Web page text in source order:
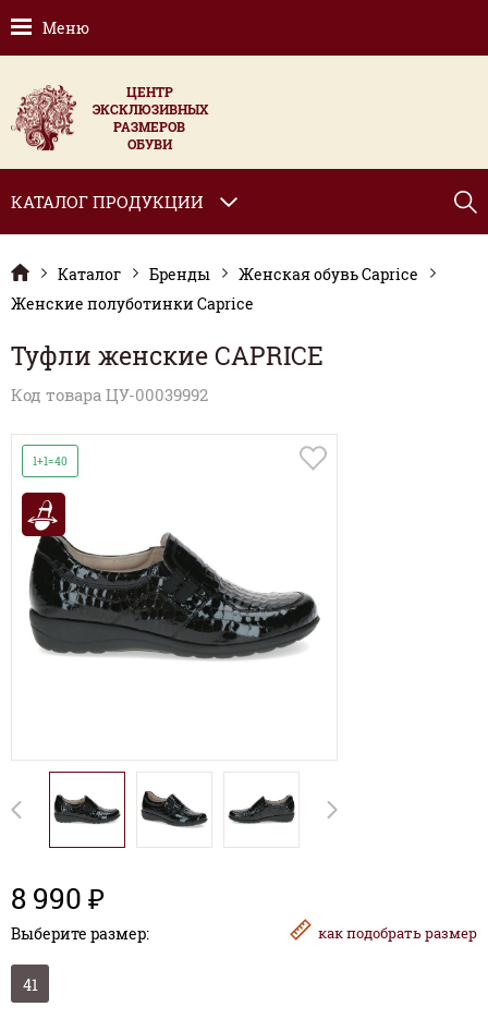
Меню
ЦЕНТР
ЭКСКЛЮЗИВНЫХ
РАЗМЕРОВ
ОБУВИ
КАТАЛОГ ПРОДУКЦИИ
Каталог Бренды
Женская обувь Caprice
Женские полуботинки Caprice
Туфли женские CAPRICE
Код товара ЦУ-00039992
1+1=40
8 990 ₽
Выберите размер: какподобрать размер
41